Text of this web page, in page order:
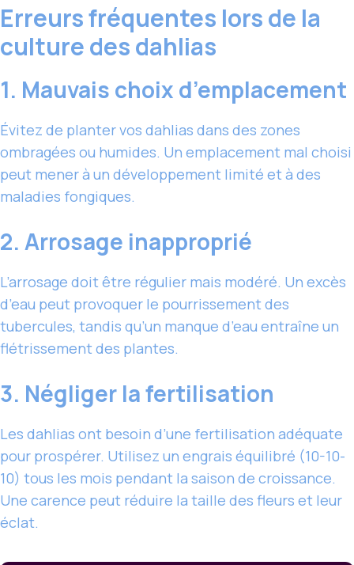
Erreurs fréquentes lors de la
culture des dahlias
1. Mauvais choix d’emplacement
Évitez de planter vos dahlias dans des zones
ombragées ou humides. Un emplacement mal choisi
peut mener à un développement limité et à des
maladies fongiques.
2. Arrosage inapproprié
L’arrosage doit être régulier mais modéré. Un excès
d’eau peut provoquer le pourrissement des
tubercules, tandis qu’un manque d’eau entraîne un
flétrissement des plantes.
3. Négliger la fertilisation
Les dahlias ont besoin d’une fertilisation adéquate
pour prospérer. Utilisez un engrais équilibré (10-10-
10) tous les mois pendant la saison de croissance.
Une carence peut réduire la taille des fleurs et leur
éclat.